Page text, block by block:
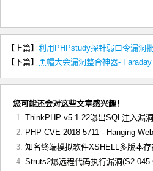
【上篇】 利用PHPstudy探针弱口令漏洞
【下篇】 黑帽大会漏洞整合神器- Faraday
您可能还会对这些文章感兴趣！
ThinkPHP v5.1.22曝出SQL注入漏洞
PHP CVE-2018-5711 - Hanging
知名终端模拟软件XSHELL多版本
Struts2爆远程代码执行漏洞(S2-045